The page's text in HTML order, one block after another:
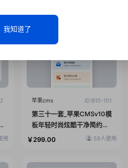
用
苹果cms ID:B10-101
第三十一套_苹果CMSv10模
板年轻时尚炫酷干净简约系
UI影视模板
59人使用
￥299.00
我知道了